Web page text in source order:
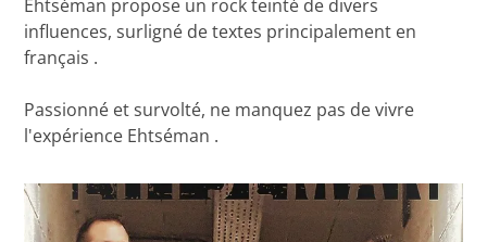
Ehtséman propose un rock teinté de divers
influences, surligné de textes principalement en
français .
Passionné et survolté, ne manquez pas de vivre
l'expérience Ehtséman .